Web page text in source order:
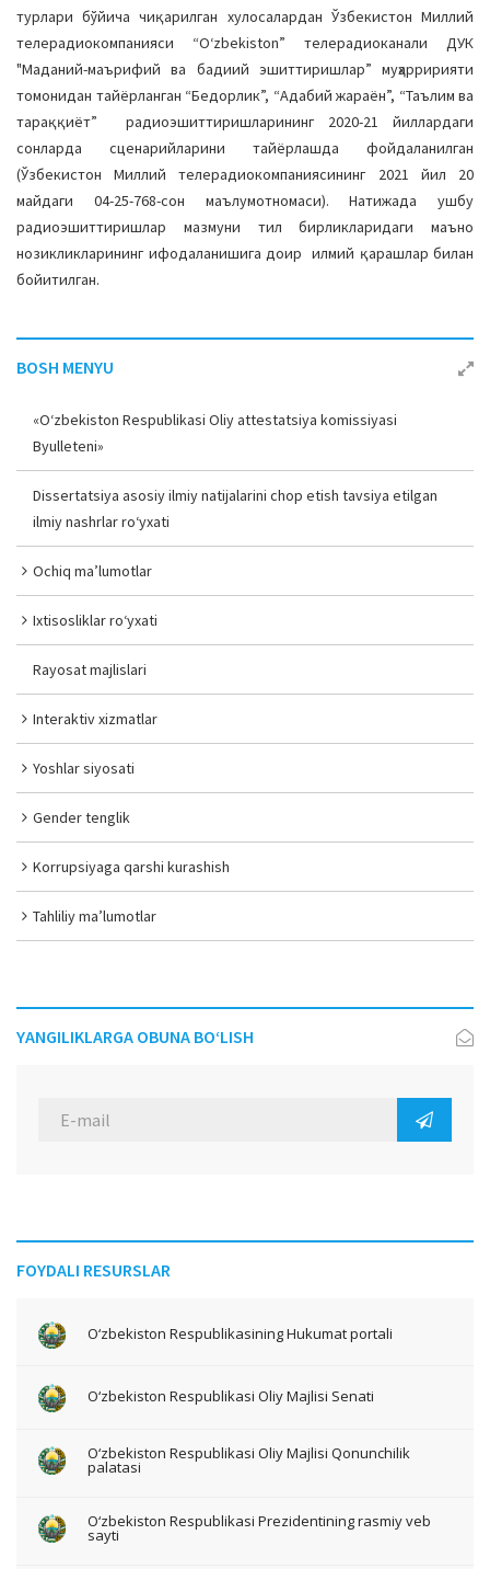
турлари бўйича чиқарилган хулосалардан Ўзбекистон Миллий
телерадиокомпанияси “O‘zbekiston” телерадиоканали ДУК
"Маданий-маърифий ва бадиий эшиттиришлар” муҳарририяти
томонидан тайёрланган “Бедорлик”, “Адабий жараён”, “Таълим ва
тараққиёт” радиоэшиттиришларининг 2020-21 йиллардаги
сонларда сценарийларини тайёрлашда фойдаланилган
(Ўзбекистон Миллий телерадиокомпаниясининг 2021 йил 20
майдаги 04-25-768-сон маълумотномаси). Натижада ушбу
радиоэшиттиришлар мазмуни тил бирликларидаги маъно
нозикликларининг ифодаланишига доир илмий қарашлар билан
бойитилган.
BOSH MENYU
«O‘zbekiston Respublikasi Oliy attestatsiya komissiyasi
Byulleteni»
Dissertatsiya asosiy ilmiy natijalarini chop etish tavsiya etilgan
ilmiy nashrlar ro‘yxati
Ochiq ma’lumotlar
Ixtisosliklar ro‘yxati
Rayosat majlislari
Interaktiv xizmatlar
Yoshlar siyosati
Gender tenglik
Korrupsiyaga qarshi kurashish
Tahliliy ma’lumotlar
YANGILIKLARGA OBUNA BO‘LISH
FOYDALI RESURSLAR
O‘zbekiston Respublikasining Hukumat portali
O‘zbekiston Respublikasi Oliy Majlisi Senati
O‘zbekiston Respublikasi Oliy Majlisi Qonunchilik
palatasi
O‘zbekiston Respublikasi Prezidentining rasmiy veb
sayti